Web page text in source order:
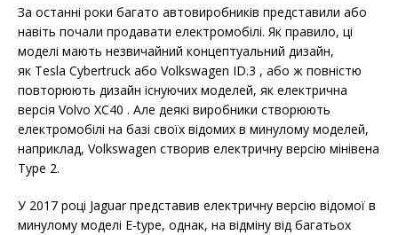
За останні роки багато автовиробників представили або
навіть почали продавати електромобілі. Як правило, ці
моделі мають незвичайний концептуальний дизайн,
як Tesla Cybertruck або Volkswagen ID.3 , або ж повністю
повторюють дизайн існуючих моделей, як електрична
версія Volvo XC40 . Але деякі виробники створюють
електромобілі на базі своїх відомих в минулому моделей,
наприклад, Volkswagen створив електричну версію мінівена
Type 2.
У 2017 році Jaguar представив електричну версію відомої в
минулому моделі E-type, однак, на відміну від багатьох